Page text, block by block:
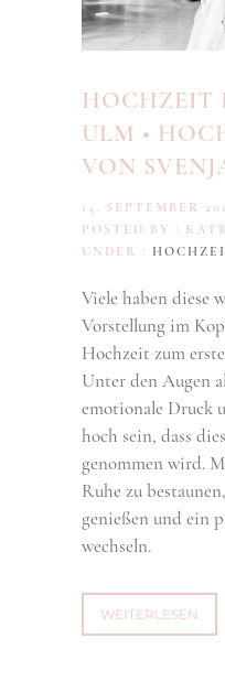
HOCHZEIT
ULM •
VON
14. SEPTEMBER
POSTED BY :
UNDER :
Viele haben diese
Vorstellung im
Hochzeit zum
Unter den Augen
emotionale Druck
hoch sein, dass
genommen wird.
Ruhe zu
genießen und ein
wechseln.
WEITERLESEN